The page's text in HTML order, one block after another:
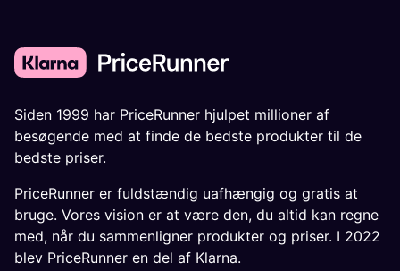
Siden 1999 har PriceRunner hjulpet millioner af
besøgende med at finde de bedste produkter til de
bedste priser.
PriceRunner er fuldstændig uafhængig og gratis at
bruge. Vores vision er at være den, du altid kan regne
med, når du sammenligner produkter og priser. I 2022
blev PriceRunner en del af Klarna.